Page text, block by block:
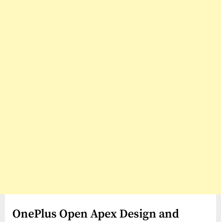
OnePlus Open Apex Design and